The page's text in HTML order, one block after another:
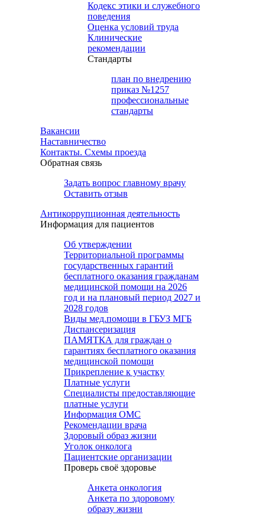
Кодекс этики и служебного
поведения
Оценка условий труда
Клинические
рекомендации
Cтандарты
план по внедрению
приказ №1257
профессиональные
стандарты
Вакансии
Наставничество
Контакты. Схемы проезда
Обратная связь
Задать вопрос главному врачу
Оставить отзыв
Антикоррупционная деятельность
Информация для пациентов
Об утверждении
Территориальной программы
государственных гарантий
бесплатного оказания гражданам
медицинской помощи на 2026
год и на плановый период 2027 и
2028 годов
Виды мед.помощи в ГБУЗ МГБ
Диспансеризация
ПАМЯТКА для граждан о
гарантиях бесплатного оказания
медицинской помощи
Прикрепление к участку
Платные услуги
Специалисты предоставляющие
платные услуги
Информация ОМС
Рекомендации врача
Здоровый образ жизни
Уголок онколога
Пациентские организации
Проверь своё здоровье
Анкета онкология
Анкета по здоровому
образу жизни